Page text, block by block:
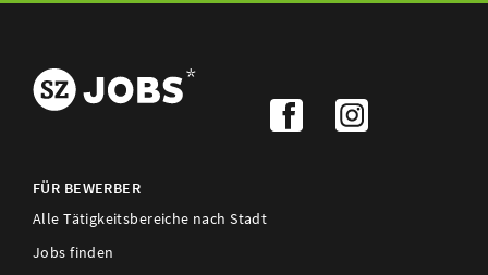
FÜR BEWERBER
Alle Tätigkeitsbereiche nach Stadt
Jobs finden